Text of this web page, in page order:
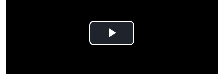
Toista